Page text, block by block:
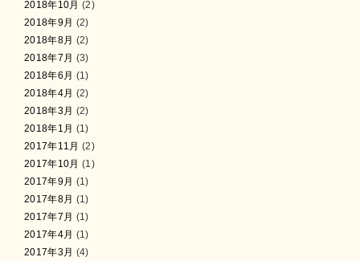
2018年10月 (2)
2018年9月 (2)
2018年8月 (2)
2018年7月 (3)
2018年6月 (1)
2018年4月 (2)
2018年3月 (2)
2018年1月 (1)
2017年11月 (2)
2017年10月 (1)
2017年9月 (1)
2017年8月 (1)
2017年7月 (1)
2017年4月 (1)
2017年3月 (4)